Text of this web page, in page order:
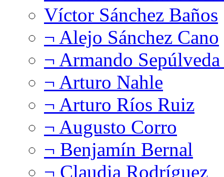
Víctor Sánchez Baños
¬ Alejo Sánchez Cano
¬ Armando
¬ Arturo Nahle
¬ Arturo Ríos Ruiz
¬ Augusto Corro
¬ Benjamín Bernal
¬ Claudia Rodríguez